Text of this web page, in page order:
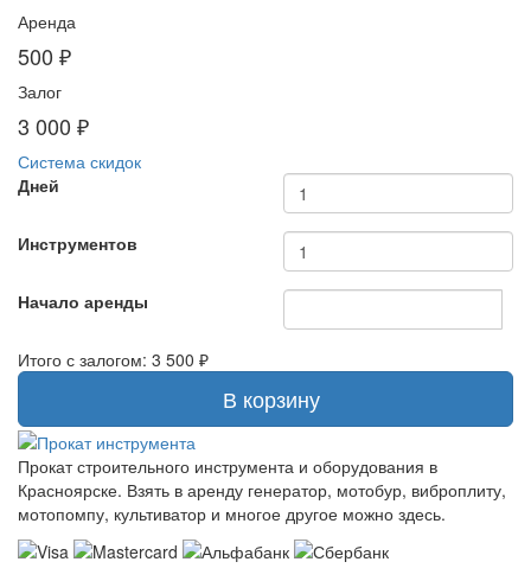
Аренда
500 ₽
Залог
3 000 ₽
Система скидок
Дней
Инструментов
Начало аренды
Итого с залогом: 3 500 ₽
В корзину
Прокат строительного инструмента и оборудования в
Красноярске. Взять в аренду генератор, мотобур, виброплиту,
мотопомпу, культиватор и многое другое можно здесь.